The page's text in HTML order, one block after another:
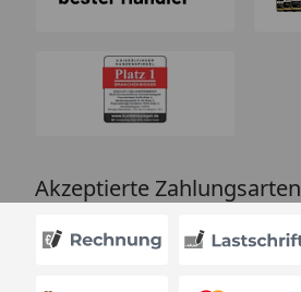
Akzeptierte Zahlungsarten